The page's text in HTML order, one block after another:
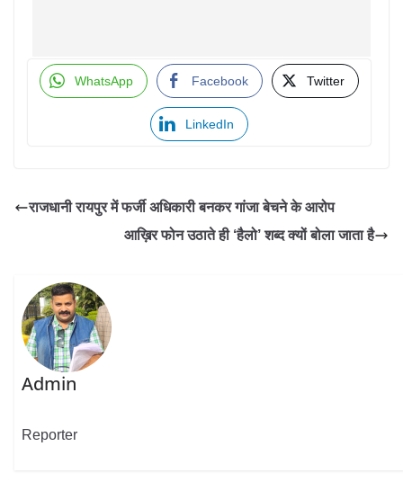
WhatsApp Facebook Twitter
LinkedIn
राजधानी रायपुर में फर्जी अधिकारी बनकर गांजा बेचने के आरोप
आख़िर फोन उठाते ही ‘हैलो’ शब्द क्यों बोला जाता है
Admin
Reporter